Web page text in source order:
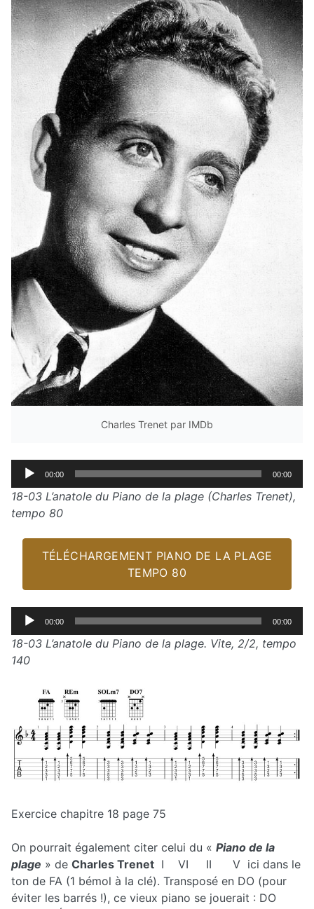
Charles Trenet par IMDb
Lecteur
audio
00:00 00:00
18-03 L’anatole du Piano de la plage (Charles Trenet),
tempo 80
TÉLÉCHARGEMENT PIANO DE LA PLAGE
TEMPO 80
Lecteur
audio
00:00 00:00
18-03 L’anatole du Piano de la plage. Vite, 2/2, tempo
140
Exercice chapitre 18 page 75
On pourrait également citer celui du « Piano de la
plage » de Charles Trenet I VI II V ici dans le
ton de FA (1 bémol à la clé). Transposé en DO (pour
éviter les barrés !), ce vieux piano se jouerait : DO